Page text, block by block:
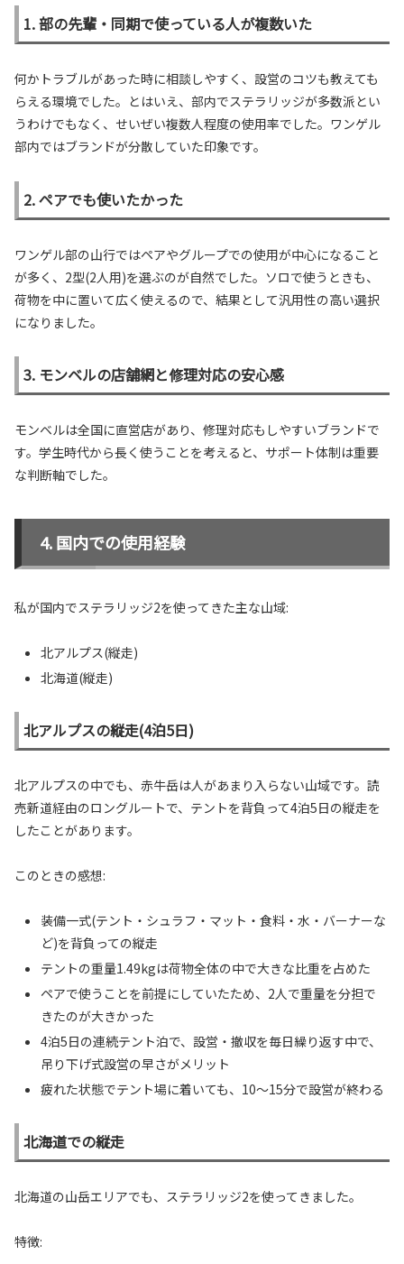
1. 部の先輩・同期で使っている人が複数いた
何かトラブルがあった時に相談しやすく、設営のコツも教えても
らえる環境でした。とはいえ、部内でステラリッジが多数派とい
うわけでもなく、せいぜい複数人程度の使用率でした。ワンゲル
部内ではブランドが分散していた印象です。
2. ペアでも使いたかった
ワンゲル部の山行ではペアやグループでの使用が中心になること
が多く、2型(2人用)を選ぶのが自然でした。ソロで使うときも、
荷物を中に置いて広く使えるので、結果として汎用性の高い選択
になりました。
3. モンベルの店舗網と修理対応の安心感
モンベルは全国に直営店があり、修理対応もしやすいブランドで
す。学生時代から長く使うことを考えると、サポート体制は重要
な判断軸でした。
国内での使用経験
私が国内でステラリッジ2を使ってきた主な山域:
北アルプス(縦走)
北海道(縦走)
北アルプスの縦走(4泊5日)
北アルプスの中でも、赤牛岳は人があまり入らない山域です。読
売新道経由のロングルートで、テントを背負って4泊5日の縦走を
したことがあります。
このときの感想:
装備一式(テント・シュラフ・マット・食料・水・バーナーな
ど)を背負っての縦走
テントの重量1.49kgは荷物全体の中で大きな比重を占めた
ペアで使うことを前提にしていたため、2人で重量を分担で
きたのが大きかった
4泊5日の連続テント泊で、設営・撤収を毎日繰り返す中で、
吊り下げ式設営の早さがメリット
疲れた状態でテント場に着いても、10〜15分で設営が終わる
北海道での縦走
北海道の山岳エリアでも、ステラリッジ2を使ってきました。
特徴: